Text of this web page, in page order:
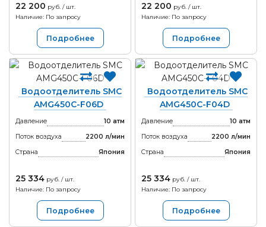
22 200 руб. / шт.
Наличие: По запросу
Подробнее
22 200 руб. / шт.
Наличие: По запросу
Подробнее
Водоотделитель SMC
AMG450C-F06D
Давление
10 атм
Поток воздуха
2200 л/мин
Страна
Япония
25 334 руб. / шт.
Наличие: По запросу
Подробнее
Водоотделитель SMC
AMG450C-F04D
Давление
10 атм
Поток воздуха
2200 л/мин
Страна
Япония
25 334 руб. / шт.
Наличие: По запросу
Подробнее